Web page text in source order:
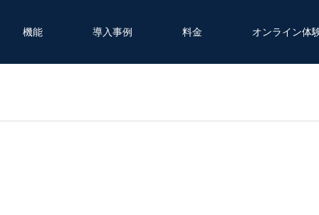
機能 導入事例 料金 オンライン体